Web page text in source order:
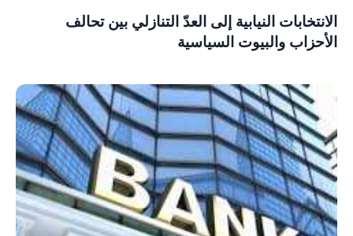
الانتخابات النيابية إلى العدّ التنازلي بين تحالف
الأحزاب والبيوت السياسية